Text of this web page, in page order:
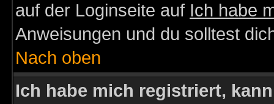
auf der Loginseite auf Ich habe
Anweisungen und du solltest
Nach oben
Ich habe mich registriert,